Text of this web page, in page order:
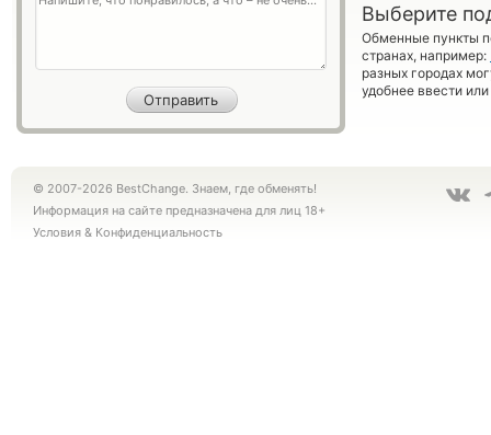
Выберите
Обменные пункты
странах, например:
разных городах
удобнее ввести
© 2007-2026 BestChange. Знаем, где обменять!
Информация на сайте предназначена для лиц 18+
Условия & Конфиденциальность